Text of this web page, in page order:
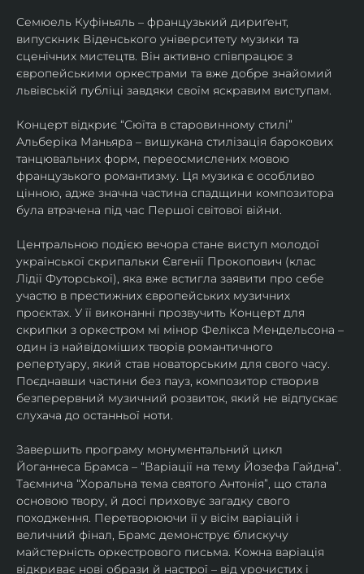
Семюель Куфіньяль – французький дириґент,
випускник Віденського університету музики та
сценічних мистецтв. Він активно співпрацює з
європейськими оркестрами та вже добре знайомий
львівській публіці завдяки своїм яскравим виступам.
Концерт відкриє “Сюїта в старовинному стилі”
Альберіка Маньяра – вишукана стилізація барокових
танцювальних форм, переосмислених мовою
французького романтизму. Ця музика є особливо
цінною, адже значна частина спадщини композитора
була втрачена під час Першої світової війни.
Центральною подією вечора стане виступ молодої
української скрипальки Євгенії Прокопович (клас
Лідії Футорської), яка вже встигла заявити про себе
участю в престижних європейських музичних
проєктах. У її виконанні прозвучить Концерт для
скрипки з оркестром мі мінор Фелікса Мендельсона –
один із найвідоміших творів романтичного
репертуару, який став новаторським для свого часу.
Поєднавши частини без пауз, композитор створив
безперервний музичний розвиток, який не відпускає
слухача до останньої ноти.
Завершить програму монументальний цикл
Йоганнеса Брамса – “Варіації на тему Йозефа Гайдна”.
Таємнича “Хоральна тема святого Антонія”, що стала
основою твору, й досі приховує загадку свого
походження. Перетворюючи її у вісім варіацій і
величний фінал, Брамс демонструє блискучу
майстерність оркестрового письма. Кожна варіація
відкриває нові образи й настрої – від урочистих і